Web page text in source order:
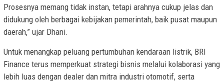
Prosesnya memang tidak instan, tetapi arahnya cukup jelas dan
didukung oleh berbagai kebijakan pemerintah, baik pusat maupun
daerah,” ujar Dhani.
Untuk menangkap peluang pertumbuhan kendaraan listrik, BRI
Finance terus memperkuat strategi bisnis melalui kolaborasi yang
lebih luas dengan dealer dan mitra industri otomotif, serta